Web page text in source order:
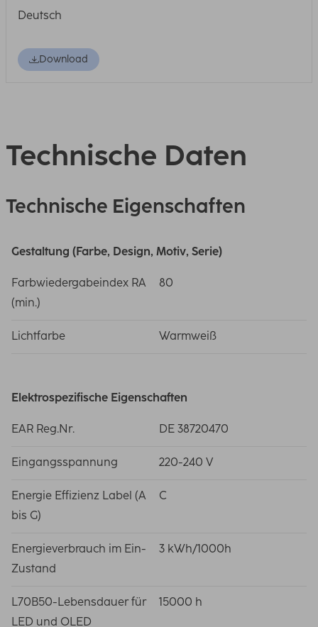
Deutsch
Download
Technische Daten
Technische Eigenschaften
Gestaltung (Farbe, Design, Motiv, Serie)
Farbwiedergabeindex RA
(min.)
80
Lichtfarbe Warmweiß
Elektrospezifische Eigenschaften
EAR Reg.Nr. DE 38720470
Eingangsspannung 220-240 V
Energie Effizienz Label (A
bis G)
C
Energieverbrauch im Ein-
Zustand
3 kWh/1000h
L70B50-Lebensdauer für
LED und OLED
15000 h